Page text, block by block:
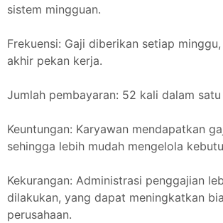
sistem mingguan.
Frekuensi: Gaji diberikan setiap
akhir pekan kerja.
Jumlah pembayaran: 52 kali dalam satu
Keuntungan: Karyawan mendapatkan
sehingga lebih mudah mengelola
Kekurangan: Administrasi penggajian
dilakukan, yang dapat meningkatkan
perusahaan.